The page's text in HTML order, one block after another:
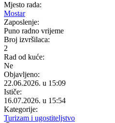
Mjesto rada:
Mostar
Zaposlenje:
Puno radno vrijeme
Broj izvršilaca:
2
Rad od kuće:
Ne
Objavljeno:
22.06.2026. u 15:09
Ističe:
16.07.2026. u 15:54
Kategorije:
Turizam i ugostiteljstvo